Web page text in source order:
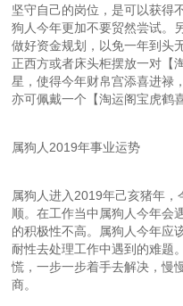
坚守自己的岗位，是可以获得
狗人今年更加不要贸然尝试。
做好资金规划，以免一年到头
正西方或者床头柜摆放一对【
星，使得今年财帛宫添喜进禄
亦可佩戴一个【淘运阁宝虎鹤
属狗人2019年事业运势
属狗人进入2019年己亥猪年
顺。在工作当中属狗人今年会
的积极性不高。属狗人今年应
耐性去处理工作中遇到的难题
慌，一步一步着手去解决，慢
商。